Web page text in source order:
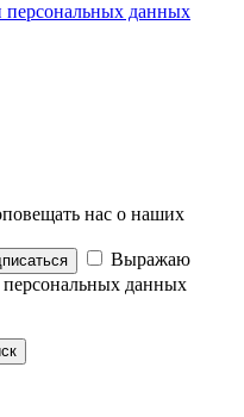
данных
нас о наших
Выражаю
персональных данных